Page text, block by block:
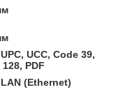
UCC, Code 39,
PDF
(Ethernet)